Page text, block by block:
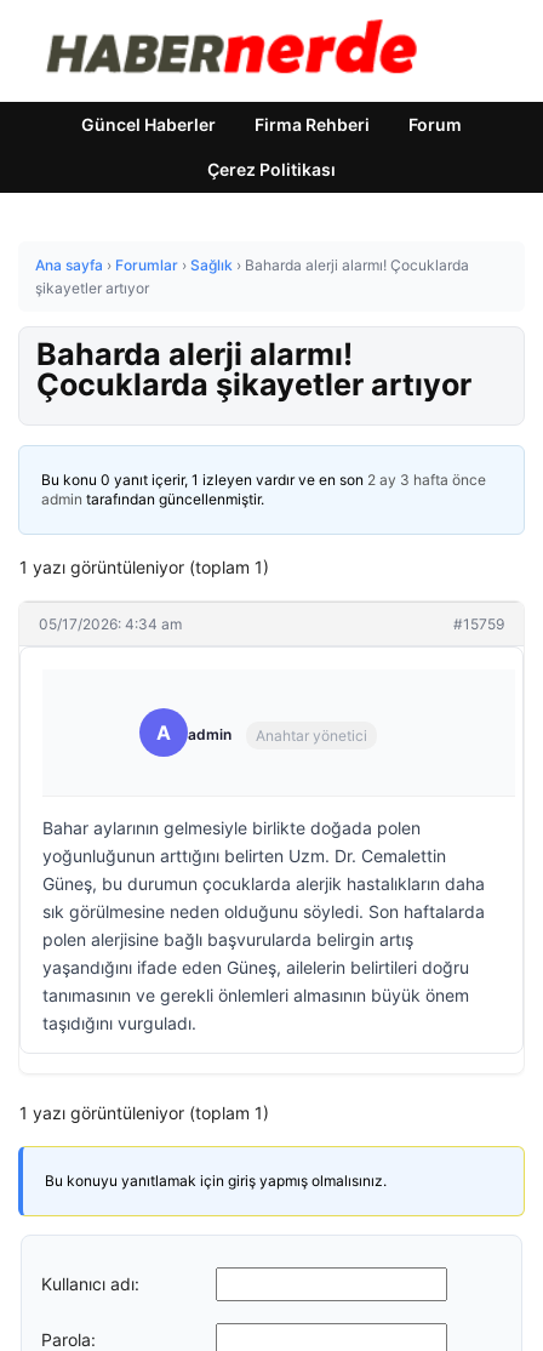
Güncel Haberler Firma Rehberi Forum
Çerez Politikası
Ana sayfa › Forumlar › Sağlık › Baharda alerji alarmı! Çocuklarda
şikayetler artıyor
Baharda alerji alarmı!
Çocuklarda şikayetler artıyor
Bu konu 0 yanıt içerir, 1 izleyen vardır ve en son 2 ay 3 hafta önce
admin tarafından güncellenmiştir.
1 yazı görüntüleniyor (toplam 1)
05/17/2026: 4:34 am #15759
A admin Anahtar yönetici
Bahar aylarının gelmesiyle birlikte doğada polen
yoğunluğunun arttığını belirten Uzm. Dr. Cemalettin
Güneş, bu durumun çocuklarda alerjik hastalıkların daha
sık görülmesine neden olduğunu söyledi. Son haftalarda
polen alerjisine bağlı başvurularda belirgin artış
yaşandığını ifade eden Güneş, ailelerin belirtileri doğru
tanımasının ve gerekli önlemleri almasının büyük önem
taşıdığını vurguladı.
1 yazı görüntüleniyor (toplam 1)
Bu konuyu yanıtlamak için giriş yapmış olmalısınız.
Kullanıcı adı:
Parola: